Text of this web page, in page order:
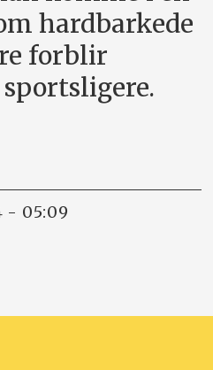
hardbarkede
forblir
- 05:09